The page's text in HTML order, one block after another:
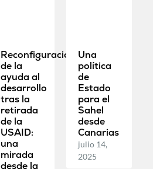
Reconfiguración
de la
ayuda al
desarrollo
tras la
retirada
de la
USAID:
una
mirada
desde la
Una
política
de
Estado
para el
Sahel
desde
Canarias
julio 14,
2025